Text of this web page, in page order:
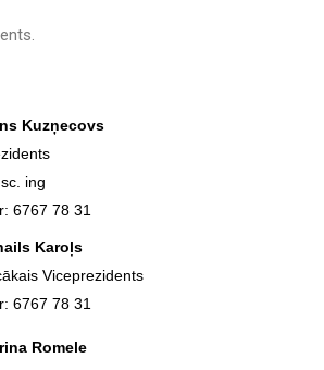
Kuzņecovs
ing
6767 78 31
Karoļs
Viceprezidents
6767 78 31
Romele